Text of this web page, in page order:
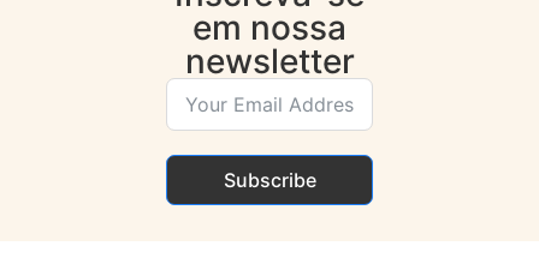
em nossa
newsletter
Subscribe